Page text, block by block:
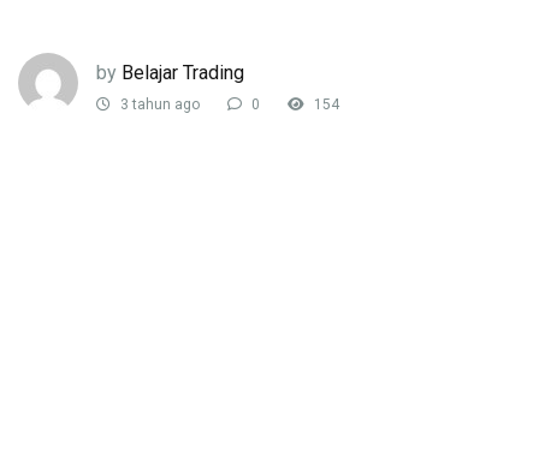
by Belajar Trading
3 tahun ago 0 154